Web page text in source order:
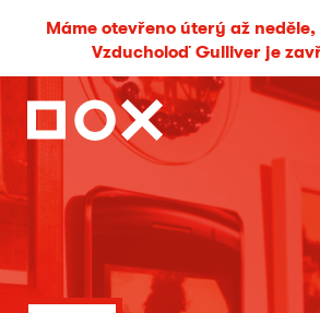
Máme otevřeno úterý až neděle,
Vzducholoď Gulliver je